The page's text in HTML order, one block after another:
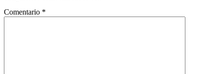
Comentario *